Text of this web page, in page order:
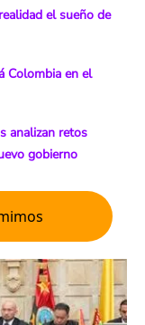
el sueño de
Colombia en el
analizan retos
gobierno